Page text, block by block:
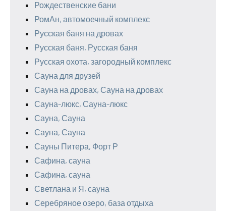
Рождественские бани
РомАн, автомоечный комплекс
Русская баня на дровах
Русская баня, Русская баня
Русская охота, загородный комплекс
Сауна для друзей
Сауна на дровах, Сауна на дровах
Сауна-люкс, Сауна-люкс
Сауна, Сауна
Сауна, Сауна
Сауны Питера, Форт Р
Сафина, сауна
Сафина, сауна
Светлана и Я, сауна
Серебряное озеро, база отдыха